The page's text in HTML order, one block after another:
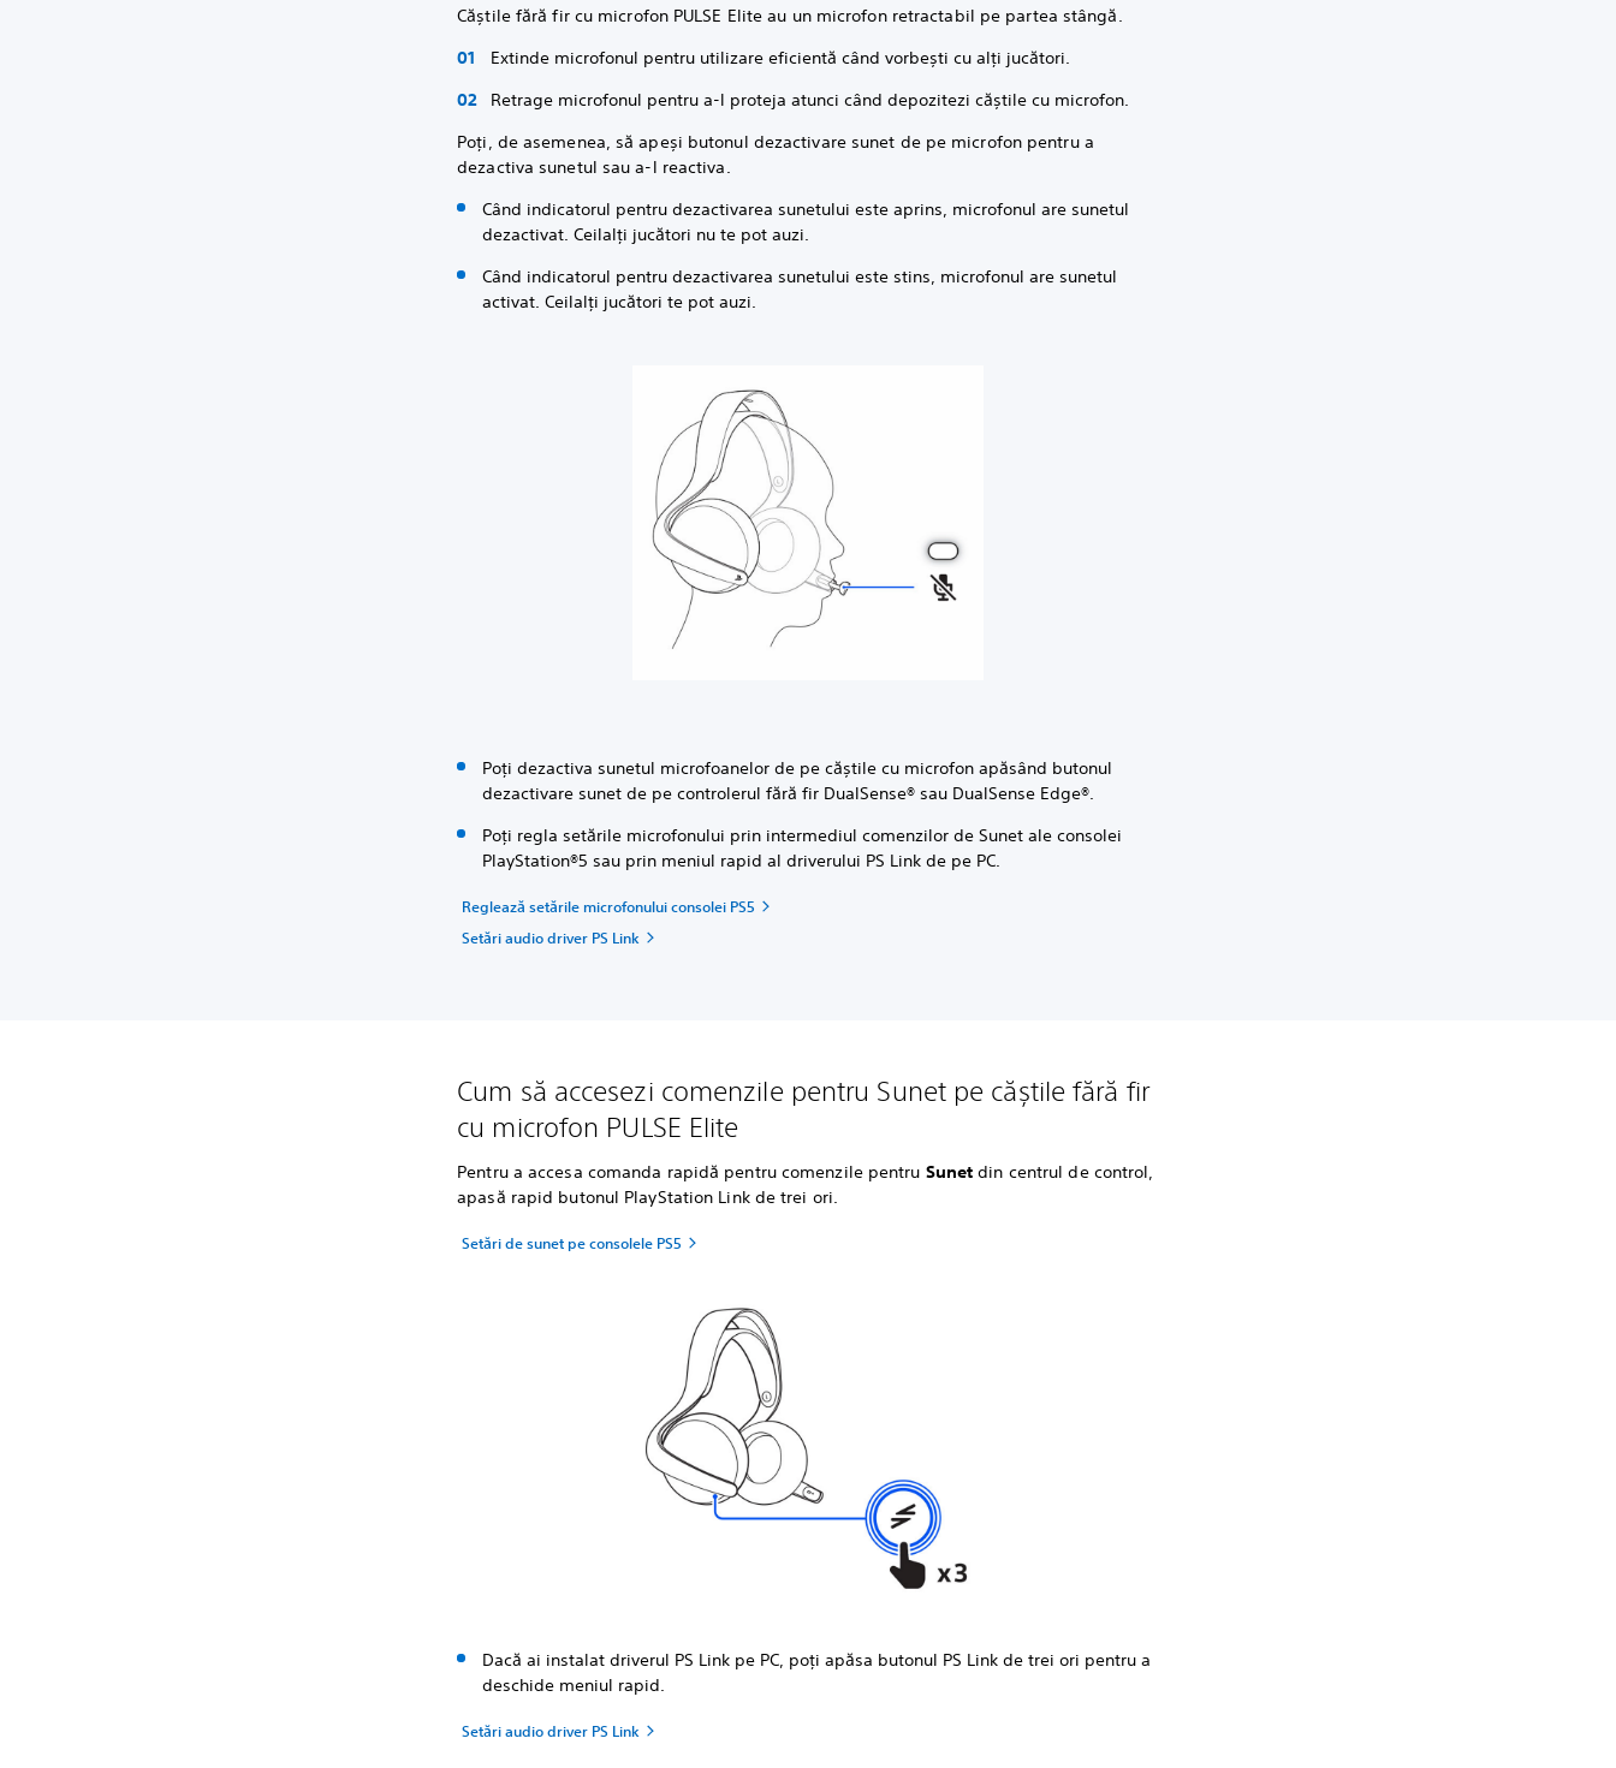
Căștile fără fir cu microfon PULSE Elite au un microfon retractabil pe partea stângă.
Extinde microfonul pentru utilizare eficientă când vorbești cu alți jucători.
Retrage microfonul pentru a-l proteja atunci când depozitezi căștile cu microfon.
Poți, de asemenea, să apeși butonul dezactivare sunet de pe microfon pentru a
dezactiva sunetul sau a-l reactiva.
Când indicatorul pentru dezactivarea sunetului este aprins, microfonul are sunetul
dezactivat. Ceilalți jucători nu te pot auzi.
Când indicatorul pentru dezactivarea sunetului este stins, microfonul are sunetul
activat. Ceilalți jucători te pot auzi.
Poți dezactiva sunetul microfoanelor de pe căștile cu microfon apăsând butonul
dezactivare sunet de pe controlerul fără fir DualSense® sau DualSense Edge®.
Poți regla setările microfonului prin intermediul comenzilor de Sunet ale consolei
PlayStation®5 sau prin meniul rapid al driverului PS Link de pe PC.
Reglează setările microfonului consolei PS5
Setări audio driver PS Link
Cum să accesezi comenzile pentru Sunet pe căștile fără fir
cu microfon PULSE Elite
Pentru a accesa comanda rapidă pentru comenzile pentru Sunetdin centrul de control,
apasă rapid butonul PlayStation Link de trei ori.
Setări de sunet pe consolele PS5
Dacă ai instalat driverul PS Link pe PC, poți apăsa butonul PS Link de trei ori pentru a
deschide meniul rapid.
Setări audio driver PS Link